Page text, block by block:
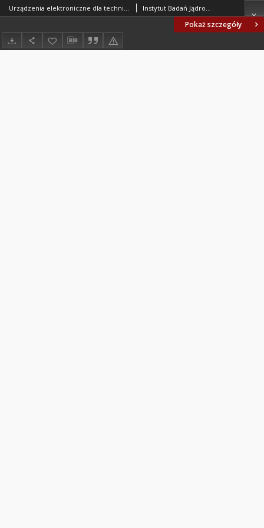
Pokaż szczegóły
Urządzenia elektroniczne dla techniki jądrowej - Liczniki G-M - Metody badań własności radiometrycznych i elektrycznych BN-69/3411-06 Instytut Badań Jądrowych - Zakład Jądrowej Elektroniki Przemysłowej. Oprac.